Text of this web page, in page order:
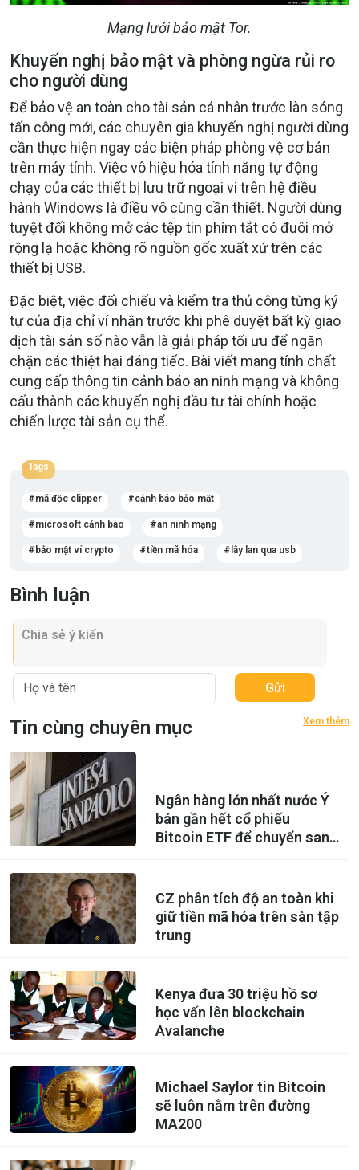
Mạng lưới bảo mật Tor.
Khuyến nghị bảo mật và phòng ngừa rủi ro
cho người dùng
Để bảo vệ an toàn cho tài sản cá nhân trước làn sóng
tấn công mới, các chuyên gia khuyến nghị người dùng
cần thực hiện ngay các biện pháp phòng vệ cơ bản
trên máy tính. Việc vô hiệu hóa tính năng tự động
chạy của các thiết bị lưu trữ ngoại vi trên hệ điều
hành Windows là điều vô cùng cần thiết. Người dùng
tuyệt đối không mở các tệp tin phím tắt có đuôi mở
rộng lạ hoặc không rõ nguồn gốc xuất xứ trên các
thiết bị USB.
Đặc biệt, việc đối chiếu và kiểm tra thủ công từng ký
tự của địa chỉ ví nhận trước khi phê duyệt bất kỳ giao
dịch tài sản số nào vẫn là giải pháp tối ưu để ngăn
chặn các thiệt hại đáng tiếc. Bài viết mang tính chất
cung cấp thông tin cảnh báo an ninh mạng và không
cấu thành các khuyến nghị đầu tư tài chính hoặc
chiến lược tài sản cụ thể.
Tags
mã độc clipper cảnh báo bảo mật
microsoft cảnh báo an ninh mạng
bảo mật ví crypto tiền mã hóa lây lan qua usb
Bình luận
Gửi
Tin cùng chuyên mục Xem thêm
Ngân hàng lớn nhất nước Ý
bán gần hết cổ phiếu
Bitcoin ETF để chuyển sang
CZ phân tích độ an toàn khi
giữ tiền mã hóa trên sàn tập
trung
Kenya đưa 30 triệu hồ sơ
học vấn lên blockchain
Avalanche
Michael Saylor tin Bitcoin
sẽ luôn nằm trên đường
MA200